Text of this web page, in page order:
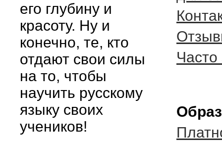
его глубину и
красоту. Ну и
конечно, те, кто
отдают свои силы
на то, чтобы
научить русскому
языку своих
учеников!